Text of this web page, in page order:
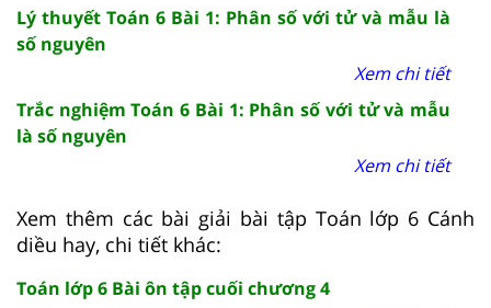
Lý thuyết Toán 6 Bài 1: Phân số với tử và mẫu là
số nguyên
Xem chi tiết
Trắc nghiệm Toán 6 Bài 1: Phân số với tử và mẫu
là số nguyên
Xem chi tiết
Xem thêm các bài giải bài tập Toán lớp 6 Cánh
diều hay, chi tiết khác:
Toán lớp 6 Bài ôn tập cuối chương 4